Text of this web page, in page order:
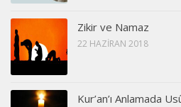
Zikir ve Namaz
22 HAZIRAN 2018
Kur’an’ı Anlamada